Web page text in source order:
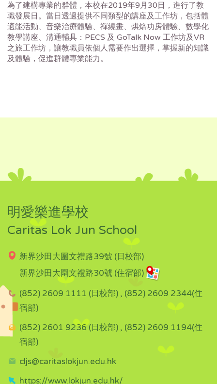
為了建構專業的群體，本校在2019年9月30日，進行了教
職發展日。當日透過提供不同類型的講座及工作坊，包括體
適能活動、音樂治療體驗、禪繞畫、烘焙功房體驗、數學化
教學講座、溝通輔具：PECS 及 GoTalk Now 工作坊及VR
之旅工作坊，讓教職員依個人需要作出選擇，掌握新的知識
及體驗，促進群體專業能力。
明愛樂進學校
Caritas Lok Jun School
新界沙田大圍文禮路39號 (日校部)
新界沙田大圍文禮路30號 (住宿部)
(852) 2609 1111 (日校部) , (852) 2609 2344(住
宿部)
(852) 2601 9236 (日校部) , (852) 2609 1194(住
宿部)
cljs@caritaslokjun.edu.hk
https://www.lokjun.edu.hk/